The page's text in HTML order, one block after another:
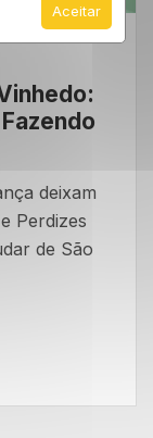
Aceitar
deixam
Perdizes
de São